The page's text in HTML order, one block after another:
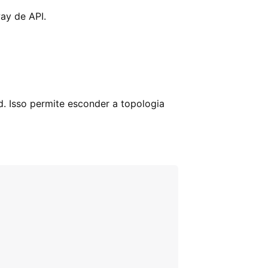
de API.
Isso permite esconder a topologia